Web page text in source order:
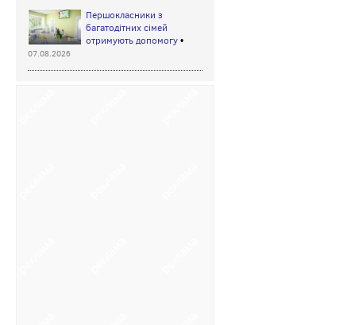
Першокласники з
багатодітних сімей
отримують допомогу•
07.08.2026